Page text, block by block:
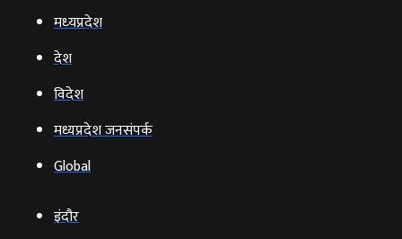
मध्‍यप्रदेश
देश
विदेश
मध्यप्रदेश जनसंपर्क
Global
इंदौर